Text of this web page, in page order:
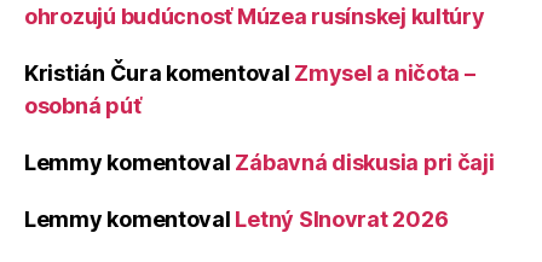
ohrozujú budúcnosť Múzea rusínskej kultúry
Kristián Čura komentoval Zmysel a ničota –
osobná púť
Lemmy komentoval Zábavná diskusia pri čaji
Lemmy komentoval Letný Slnovrat 2026